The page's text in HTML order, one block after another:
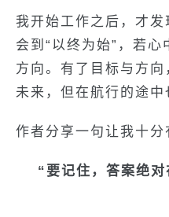
我开始工作之后，才发
会到“以终为始”，若
方向。有了目标与方
未来，但在航行的途中
作者分享一句让我十分
“要记住，答案绝